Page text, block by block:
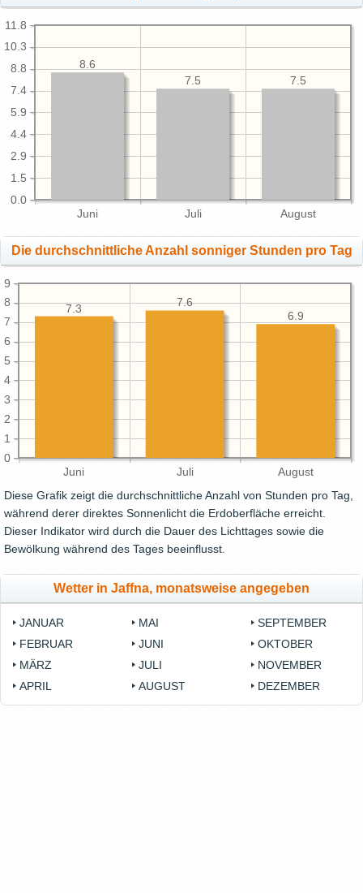
Juni Juli August
0.0
1.5
2.9
4.4
5.9
7.4
8.8
10.3
11.8
7.5
7.5
8.6
Die durchschnittliche Anzahl sonniger Stunden pro Tag
Juni Juli August
0
1
2
3
4
5
6
7
8
9
6.9
7.6
7.3
Diese Grafik zeigt die durchschnittliche Anzahl von Stunden pro Tag,
während derer direktes Sonnenlicht die Erdoberfläche erreicht.
Dieser Indikator wird durch die Dauer des Lichttages sowie die
Bewölkung während des Tages beeinflusst.
Wetter in Jaffna, monatsweise angegeben
JANUAR
FEBRUAR
MÄRZ
APRIL
MAI
JUNI
JULI
AUGUST
SEPTEMBER
OKTOBER
NOVEMBER
DEZEMBER